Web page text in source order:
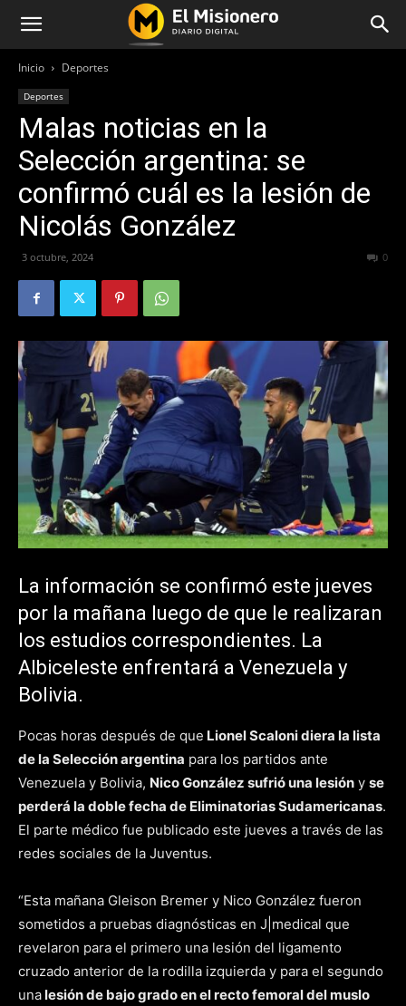
Inicio Deportes
Deportes
Malas noticias en la
Selección argentina: se
confirmó cuál es la lesión de
Nicolás González
3 octubre, 2024 0
La información se confirmó este jueves
por la mañana luego de que le realizaran
los estudios correspondientes. La
Albiceleste enfrentará a Venezuela y
Bolivia.
Pocas horas después de que Lionel Scaloni diera la lista
de la Selección argentina para los partidos ante
Venezuela y Bolivia, Nico González sufrió una lesión y se
perderá la doble fecha de Eliminatorias Sudamericanas.
El parte médico fue publicado este jueves a través de las
redes sociales de la Juventus.
“Esta mañana Gleison Bremer y Nico González fueron
sometidos a pruebas diagnósticas en J|medical que
revelaron para el primero una lesión del ligamento
cruzado anterior de la rodilla izquierda y para el segundo
unalesión de bajo grado en el recto femoral del muslo